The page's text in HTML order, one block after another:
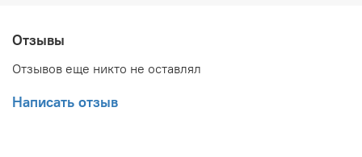
безопасности и магниевый анод увеличенной
массы
возможность размещения в помещениях с
Отзывы
Отзывов еще никто не оставлял
Написать отзыв